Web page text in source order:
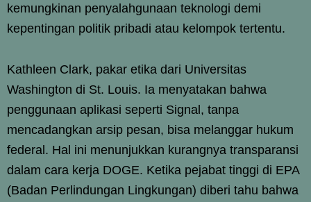
kemungkinan penyalahgunaan teknologi demi
kepentingan politik pribadi atau kelompok tertentu.
Kathleen Clark, pakar etika dari Universitas
Washington di St. Louis. Ia menyatakan bahwa
penggunaan aplikasi seperti Signal, tanpa
mencadangkan arsip pesan, bisa melanggar hukum
federal. Hal ini menunjukkan kurangnya transparansi
dalam cara kerja DOGE. Ketika pejabat tinggi di EPA
(Badan Perlindungan Lingkungan) diberi tahu bahwa